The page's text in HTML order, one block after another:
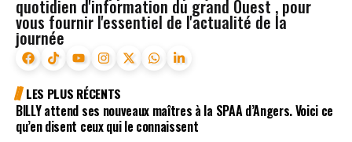
quotidien d'information du grand Ouest , pour
vous fournir l'essentiel de l'actualité de la
journée
LES PLUS RÉCENTS
BILLY attend ses nouveaux maîtres à la SPAA d’Angers. Voici ce
qu’en disent ceux qui le connaissent